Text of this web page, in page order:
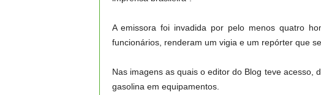
A emissora foi invadida por pelo menos quatro
funcionários, renderam um vigia e um repórter que
Nas imagens as quais o editor do Blog teve acesso,
gasolina em equipamentos.